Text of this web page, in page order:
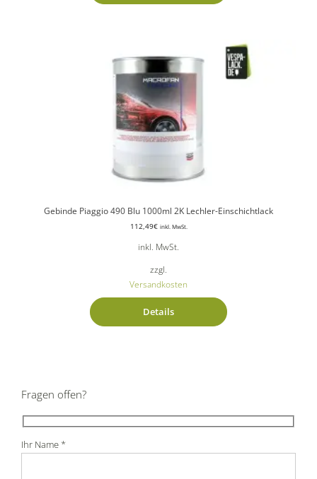
Gebinde Piaggio 490 Blu 1000ml 2K Lechler-Einschichtlack
112,49€ inkl. MwSt.
inkl. MwSt.
zzgl.
Versandkosten
Details
Fragen offen?
Ihr Name *